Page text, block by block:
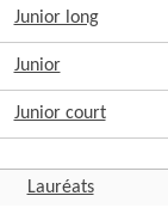
Junior long
Junior
Junior court
Lauréats